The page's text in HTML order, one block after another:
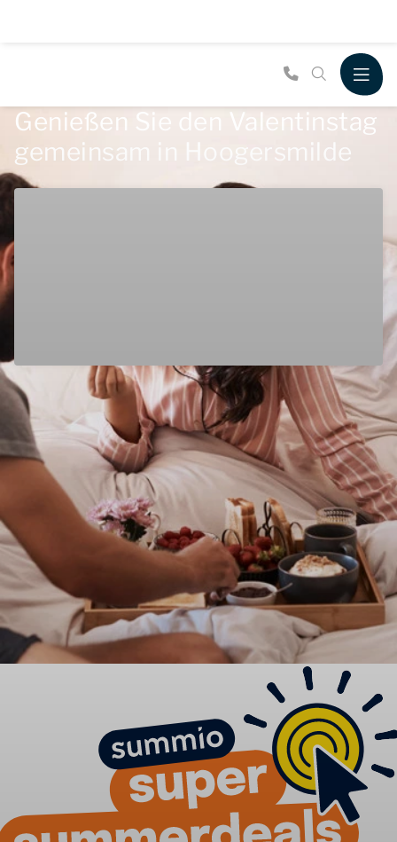
Genießen Sie den Valentinstag
gemeinsam in Hoogersmilde